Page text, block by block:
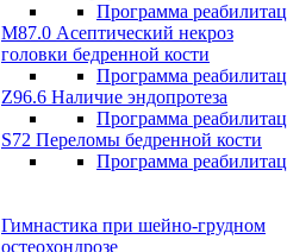
Программа
М87.0 Асептический некроз
головки бедренной кости
Программа
Z96.6 Наличие эндопротеза
Программа
S72 Переломы бедренной кости
Программа
Гимнастика при шейно-грудном
остеохондрозе